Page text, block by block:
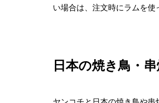
い場合は、注文時にラムを使
日本の焼き鳥・